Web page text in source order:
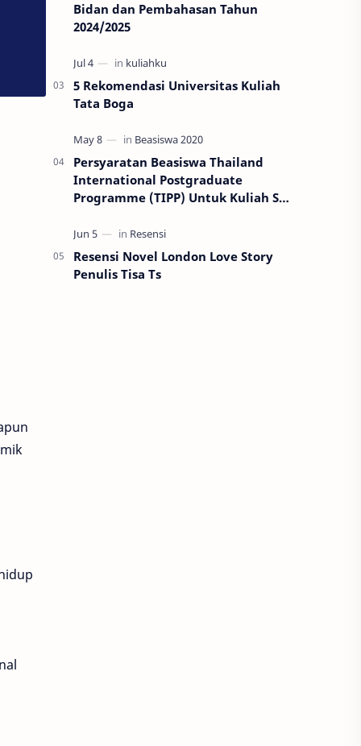
Bidan dan Pembahasan Tahun
2024/2025
5 Rekomendasi Universitas Kuliah
Tata Boga
Persyaratan Beasiswa Thailand
International Postgraduate
Programme (TIPP) Untuk Kuliah S2
Resensi Novel London Love Story
Penulis Tisa Ts